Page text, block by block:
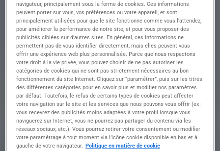
Descriptif du poste : Êtes-vous prêt(e) à assumer
les responsabilités d'un Mécanicien Confirmé
dans notre garage de Toulouse ?
Nous recherchons un professionnel disposé à
réaliser diverses tâches de maintenance et de
réparation sur des véhicules automobiles.
• Effectuer des interventions de maintenance
préventive et corrective sur les véhicules
• Diagnostiquer, déposer et poser des organes
mécaniques, électriques et électroniques
• Réparer et rénover les moteurs et les organes de
transmission
• Effectuer le contrôle et le réglage des moteurs et
des éléments de liaison au sol
• Installer des accessoires sur les véhicules et
navigateur, principalement sous la forme de cookies. Ces informations
peuvent porter sur vous, vos préférences ou votre appareil, et sont
principalement utilisées pour que le site fonctionne comme vous l’attendez,
pour améliorer la performance de notre site, et pour vous proposer des
publicités ciblées sur d’autres sites. En général, ces informations ne
permettent pas de vous identifier directement, mais elles peuvent vous
offrir une expérience web plus personnalisée. Parce que nous respectons
votre droit à la vie privée, vous pouvez choisir de ne pas autoriser les
catégories de cookies qui ne sont pas strictement nécessaires au bon
fonctionnement du site Internet. Cliquez sur “paramétrer”, puis sur les titres
des différentes catégories pour en savoir plus et modifier nos paramètres
par défaut. Toutefois, le refus de certains types de cookies peut affecter
votre navigation sur le site et les services que nous pouvons vous offrir (ex :
vous recevrez des publicités moins adaptées à votre profil lorsque vous
naviguerez sur Internet, vous ne pourrez pas partager du contenu via les
réseaux sociaux, etc.). Vous pourrez retirer votre consentement ou modifier
votre paramétrage à tout moment via l’icône cookie disponible en bas et à
gauche de votre navigateur. Politique en matière de cookie